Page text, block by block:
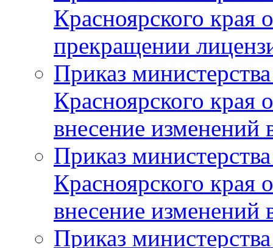
Красноярского
прекращении
Приказ
Красноярского
внесение изменений
Приказ
Красноярского
внесение изменений
Приказ